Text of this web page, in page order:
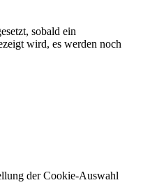
sobald ein
wird, es werden noch
der Cookie-Auswahl